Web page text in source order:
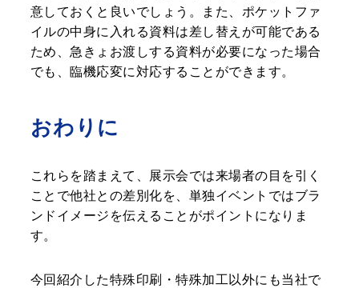
意しておくと良いでしょう。また、ポケットファ
イルの中身に入れる資料は差し替えが可能である
ため、急きょお渡しする資料が必要になった場合
でも、臨機応変に対応することができます。
おわりに
これらを踏まえて、展示会では来場者の目を引く
ことで他社との差別化を、単独イベントではブラ
ンドイメージを伝えることがポイントになりま
す。
今回紹介した特殊印刷・特殊加工以外にも当社で